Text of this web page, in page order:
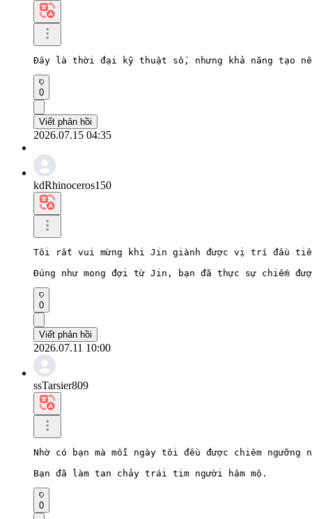
Đây là thời đại kỹ thuật số, nhưng khả năng tạo
0
Viết phản hồi
2026.07.15 04:35
kdRhinoceros150
Tôi rất vui mừng khi Jin giành được vị trí đầu
Đúng như mong đợi từ Jin, bạn đã thực sự chiếm
0
Viết phản hồi
2026.07.11 10:00
ssTarsier809
Nhờ có bạn mà mỗi ngày tôi đều được chiêm
Bạn đã làm tan chảy trái tim người hâm mộ.
0